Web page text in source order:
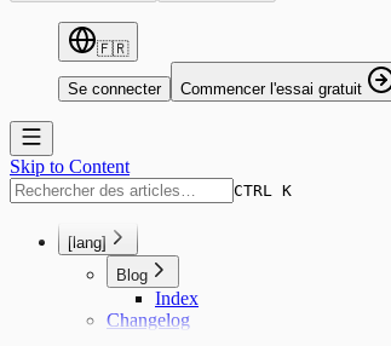
🇫🇷
Se connecter Commencer l'essai gratuit
Skip to Content
CTRL K
[lang]
Blog
Index
Changelog